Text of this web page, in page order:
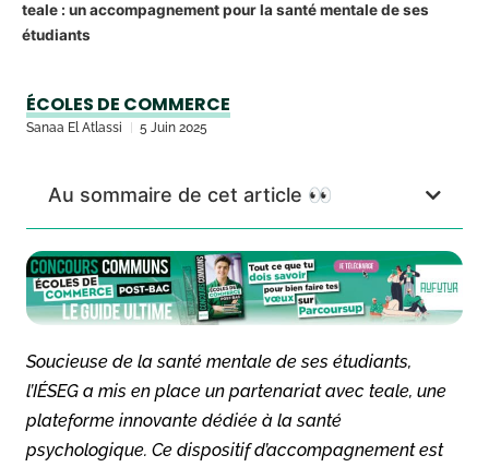
teale : un accompagnement pour la santé mentale de ses
étudiants
ÉCOLES DE COMMERCE
Sanaa El Atlassi 5 Juin 2025
Au sommaire de cet article 👀
Soucieuse de la santé mentale de ses étudiants,
l’IÉSEG a mis en place un partenariat avec teale, une
plateforme innovante dédiée à la santé
psychologique. Ce dispositif d’accompagnement est